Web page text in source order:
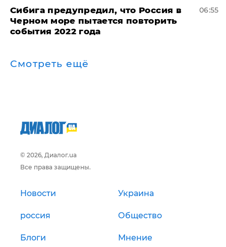
Сибига предупредил, что Россия в
Черном море пытается повторить
события 2022 года
06:55
Смотреть ещё
© 2026, Диалог.ua
Все права защищены.
Новости Украина
россия Общество
Блоги Мнение